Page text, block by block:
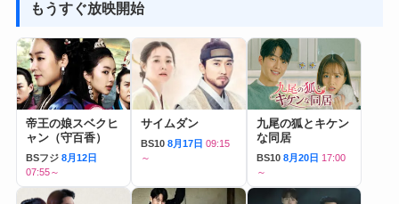
もうすぐ放映開始
帝王の娘スベクヒ
ャン（守百香）
BSフジ 8月12日
07:55～
サイムダン
BS10 8月17日 09:15
～
九尾の狐とキケン
な同居
BS10 8月20日 17:00
～